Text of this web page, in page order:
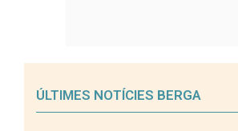
ÚLTIMES NOTÍCIES BERGA